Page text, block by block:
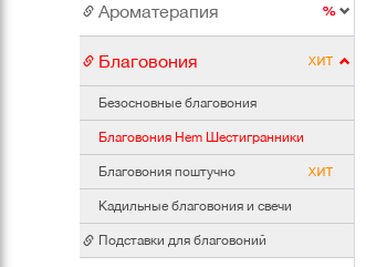
Ароматерапия
Благовония
Безосновные благовония
Благовония Hem Шестигранники
Благовония поштучно
Кадильные благовония и свечи
Подставки для благовоний